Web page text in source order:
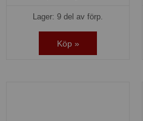
Lager: 9 del av förp.
Köp »